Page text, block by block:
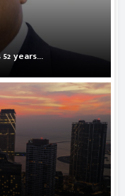
years...